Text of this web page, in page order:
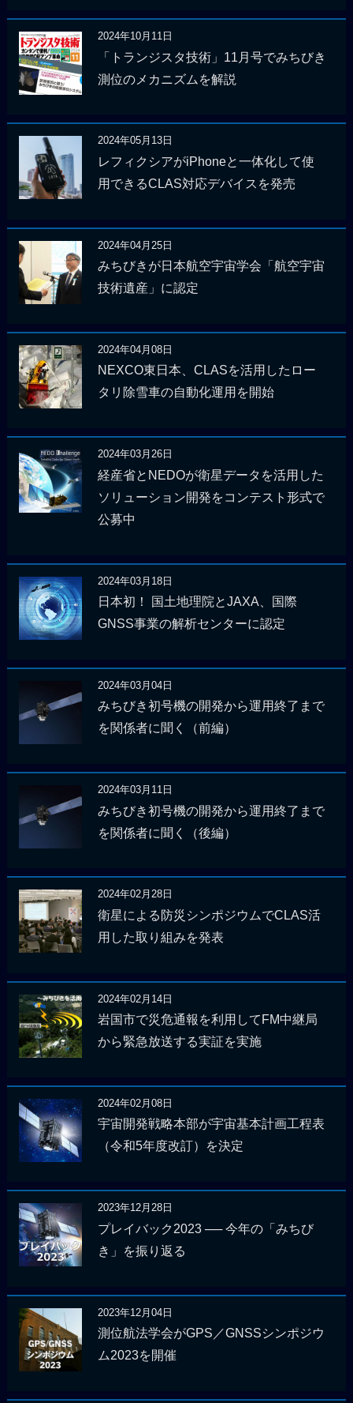
2024年10月11日
「トランジスタ技術」11月号でみちびき
測位のメカニズムを解説
2024年05月13日
レフィクシアがiPhoneと一体化して使
用できるCLAS対応デバイスを発売
2024年04月25日
みちびきが日本航空宇宙学会「航空宇宙
技術遺産」に認定
2024年04月08日
NEXCO東日本、CLASを活用したロー
タリ除雪車の自動化運用を開始
2024年03月26日
経産省とNEDOが衛星データを活用した
ソリューション開発をコンテスト形式で
公募中
2024年03月18日
日本初！ 国土地理院とJAXA、国際
GNSS事業の解析センターに認定
2024年03月04日
みちびき初号機の開発から運用終了まで
を関係者に聞く（前編）
2024年03月11日
みちびき初号機の開発から運用終了まで
を関係者に聞く（後編）
2024年02月28日
衛星による防災シンポジウムでCLAS活
用した取り組みを発表
2024年02月14日
岩国市で災危通報を利用してFM中継局
から緊急放送する実証を実施
2024年02月08日
宇宙開発戦略本部が宇宙基本計画工程表
（令和5年度改訂）を決定
2023年12月28日
プレイバック2023 ── 今年の「みちび
き」を振り返る
2023年12月04日
測位航法学会がGPS／GNSSシンポジウ
ム2023を開催